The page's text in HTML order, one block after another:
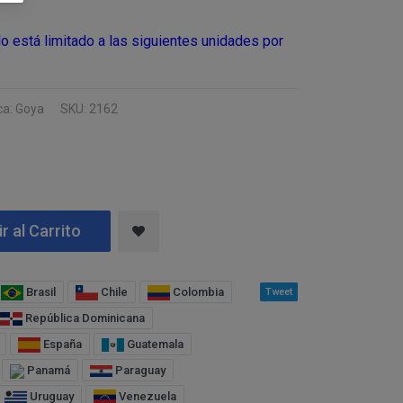
está limitado a las siguientes unidades por
Goya SKU: 2162
al Carrito
Brasil Chile
Colombia
República Dominicana
España
Guatemala
Panamá
Paraguay
Uruguay Venezuela
Tweet
atender a sus
del responsable.
web/
necesarias para la
una obligación
indicados
del responsable
es
cualquiera de los
la Sociedad de la
y CINTHYA
(ESPAÑA).